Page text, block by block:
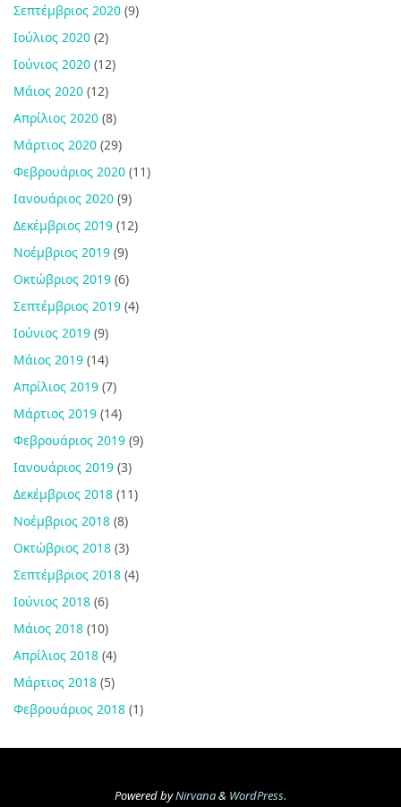
Σεπτέμβριος 2020 (9)
Ιούλιος 2020 (2)
Ιούνιος 2020 (12)
Μάιος 2020 (12)
Απρίλιος 2020 (8)
Μάρτιος 2020 (29)
Φεβρουάριος 2020 (11)
Ιανουάριος 2020 (9)
Δεκέμβριος 2019 (12)
Νοέμβριος 2019 (9)
Οκτώβριος 2019 (6)
Σεπτέμβριος 2019 (4)
Ιούνιος 2019 (9)
Μάιος 2019 (14)
Απρίλιος 2019 (7)
Μάρτιος 2019 (14)
Φεβρουάριος 2019 (9)
Ιανουάριος 2019 (3)
Δεκέμβριος 2018 (11)
Νοέμβριος 2018 (8)
Οκτώβριος 2018 (3)
Σεπτέμβριος 2018 (4)
Ιούνιος 2018 (6)
Μάιος 2018 (10)
Απρίλιος 2018 (4)
Μάρτιος 2018 (5)
Φεβρουάριος 2018 (1)
Powered byNirvana& WordPress.